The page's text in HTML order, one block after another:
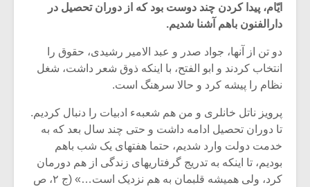
ایّام، پیدا کردن چند دوست بود که از دوران‏ تحصیل در
دارالفنون باهم آشنا شدیم.
دو تن از آنها، جواد صدر و عبد الامیر رشیدی، حقوق را
انتخاب کردند و ابو الفتح، با این‏که ذوق شعر داشت، شغل
نظام را پیشه کرد و حالا سرهنگ است.
پرویز ناتل خانلری و من هم شعبهء ادبیات را دنبال کردیم.
تا دوران تحصیل ادامه داشت و حتی‏ چند سال بعد که به
خدمت دولت وارد شدیم، حتما هفته‏ای یک شب باهم‏
بودیم، تا این‏که به تدریج گرفتاریهای زندگی از هم دورمان
کرد، ولی‏ همیشه قلبمان به هم نزدیک است…» (ج ۲، ص